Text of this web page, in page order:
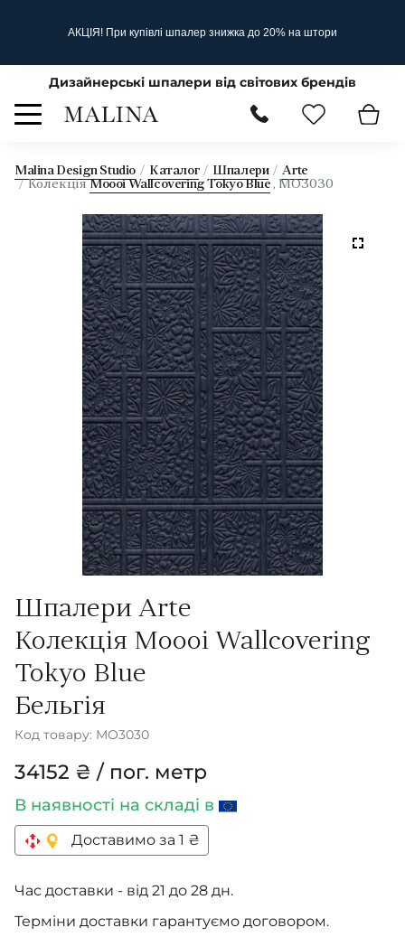
АКЦІЯ! При купівлі шпалер знижка до 20% на штори
Дизайнерські шпалери від світових брендів
Malina Design Studio Каталог Шпалери
Arte
Колекція Moooi Wallcovering Tokyo Blue , MO3030
Шпалери Arte
Колекція Moooi Wallcovering
Tokyo Blue
Бельгія
Код товару: MO3030
34152 ₴ / пог. метр
В наявності на складі в
Доставимо за 1 ₴
Час доставки - від 21 до 28 дн.
Терміни доставки гарантуємо договором.